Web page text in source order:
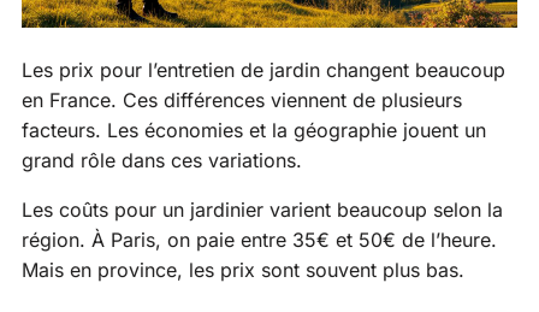
Les prix pour l’entretien de jardin changent beaucoup
en France. Ces différences viennent de plusieurs
facteurs. Les économies et la géographie jouent un
grand rôle dans ces variations.
Les coûts pour un jardinier varient beaucoup selon la
région. À Paris, on paie entre 35€ et 50€ de l’heure.
Mais en province, les prix sont souvent plus bas.